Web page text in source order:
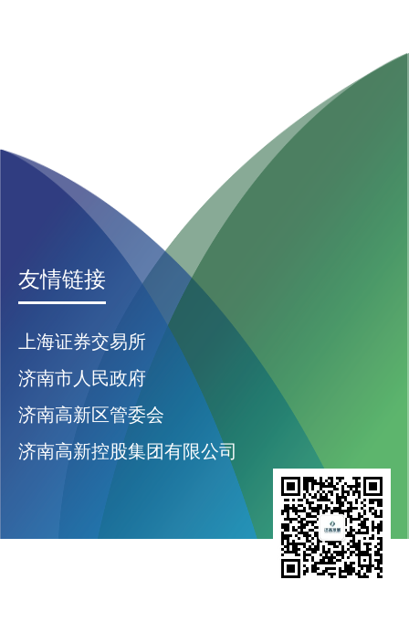
友情链接
上海证券交易所
济南市人民政府
济南高新区管委会
济南高新控股集团有限公司